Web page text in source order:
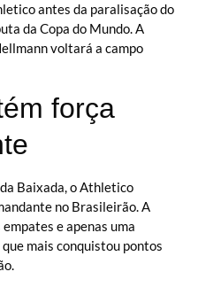
antes da paralisação do
da Copa do Mundo. A
voltará a campo
força
Baixada, o Athletico
no Brasileirão. A
e apenas uma
mais conquistou pontos